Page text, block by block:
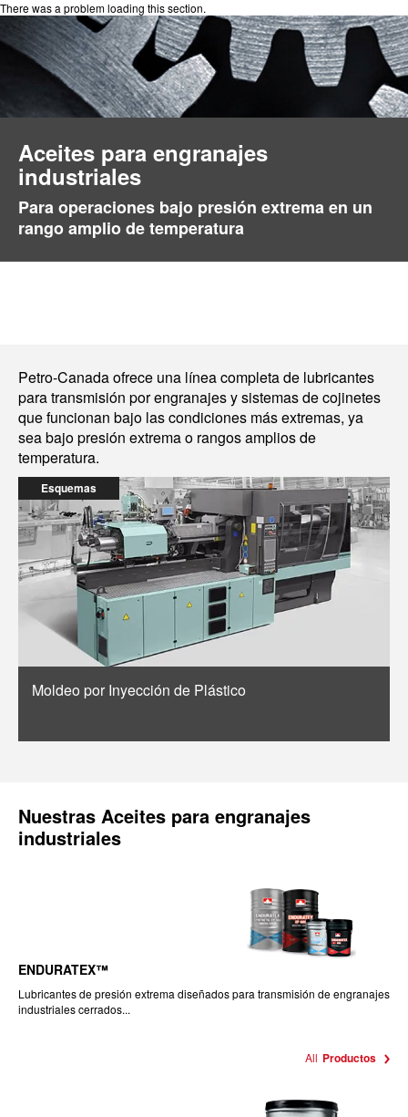
There was a problem loading this section.
Aceites para engranajes
industriales
Para operaciones bajo presión extrema en un
rango amplio de temperatura
Petro-Canada ofrece una línea completa de lubricantes
para transmisión por engranajes y sistemas de cojinetes
que funcionan bajo las condiciones más extremas, ya
sea bajo presión extrema o rangos amplios de
temperatura.
Esquemas
Moldeo por Inyección de Plástico
Nuestras Aceites para engranajes
industriales
ENDURATEX™
Lubricantes de presión extrema diseñados para transmisión de engranajes
industriales cerrados...
All Productos